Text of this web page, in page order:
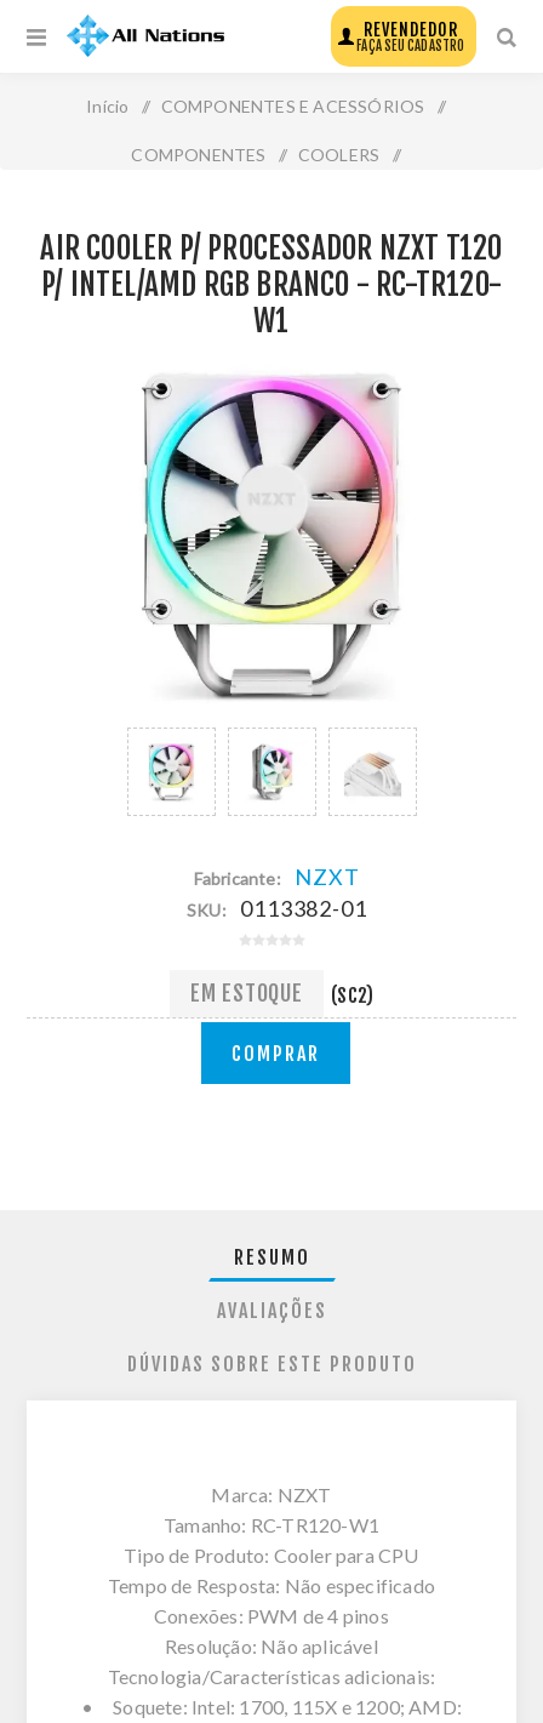
REVENDEDOR
FAÇA SEU CADASTRO
Início / COMPONENTES E ACESSÓRIOS /
COMPONENTES / COOLERS /
Branco - Rc-Tr120-W1
AIR COOLER P/ PROCESSADOR NZXT T120
P/ INTEL/AMD RGB BRANCO - RC-TR120-
W1
Fabricante: NZXT
SKU: 0113382-01
EM ESTOQUE (SC2)
COMPRAR
RESUMO
AVALIAÇÕES
DÚVIDAS SOBRE ESTE PRODUTO
Marca: NZXT
Tamanho: RC-TR120-W1
Tipo de Produto: Cooler para CPU
Tempo de Resposta: Não especificado
Conexões: PWM de 4 pinos
Resolução: Não aplicável
Tecnologia/Características adicionais:
• Soquete: Intel: 1700, 115X e 1200; AMD: